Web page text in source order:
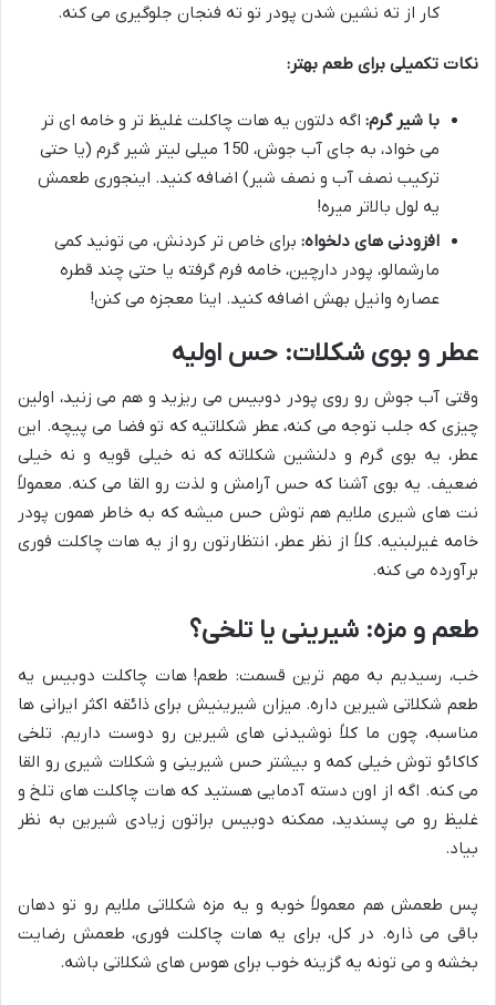
کار از ته نشین شدن پودر تو ته فنجان جلوگیری می کنه.
نکات تکمیلی برای طعم بهتر:
با شیر گرم: اگه دلتون یه هات چاکلت غلیظ تر و خامه ای تر
می خواد، به جای آب جوش، 150 میلی لیتر شیر گرم (یا حتی
ترکیب نصف آب و نصف شیر) اضافه کنید. اینجوری طعمش
یه لول بالاتر میره!
افزودنی های دلخواه: برای خاص تر کردنش، می تونید کمی
مارشمالو، پودر دارچین، خامه فرم گرفته یا حتی چند قطره
عصاره وانیل بهش اضافه کنید. اینا معجزه می کنن!
عطر و بوی شکلات: حس اولیه
وقتی آب جوش رو روی پودر دوبیس می ریزید و هم می زنید، اولین
چیزی که جلب توجه می کنه، عطر شکلاتیه که تو فضا می پیچه. این
عطر، یه بوی گرم و دلنشین شکلاته که نه خیلی قویه و نه خیلی
ضعیف. یه بوی آشنا که حس آرامش و لذت رو القا می کنه. معمولاً
نت های شیری ملایم هم توش حس میشه که به خاطر همون پودر
خامه غیرلبنیه. کلاً از نظر عطر، انتظارتون رو از یه هات چاکلت فوری
برآورده می کنه.
طعم و مزه: شیرینی یا تلخی؟
خب، رسیدیم به مهم ترین قسمت: طعم! هات چاکلت دوبیس یه
طعم شکلاتی شیرین داره. میزان شیرینیش برای ذائقه اکثر ایرانی ها
مناسبه، چون ما کلاً نوشیدنی های شیرین رو دوست داریم. تلخی
کاکائو توش خیلی کمه و بیشتر حس شیرینی و شکلات شیری رو القا
می کنه. اگه از اون دسته آدمایی هستید که هات چاکلت های تلخ و
غلیظ رو می پسندید، ممکنه دوبیس براتون زیادی شیرین به نظر
بیاد.
پس طعمش هم معمولاً خوبه و یه مزه شکلاتی ملایم رو تو دهان
باقی می ذاره. در کل، برای یه هات چاکلت فوری، طعمش رضایت
بخشه و می تونه یه گزینه خوب برای هوس های شکلاتی باشه.